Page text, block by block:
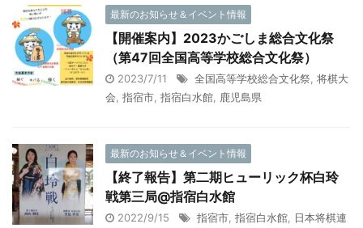
最新のお知らせ＆イベント情報
【開催案内】2023かごしま総合文化祭
（第47回全国高等学校総合文化祭）
2023/7/11 全国高等学校総合文化祭 将棋大
会 指宿市 指宿白水館 鹿児島県
最新のお知らせ＆イベント情報
【終了報告】第二期ヒューリック杯白玲
戦第三局@指宿白水館
2022/9/15 指宿市 指宿白水館
日本将棋連